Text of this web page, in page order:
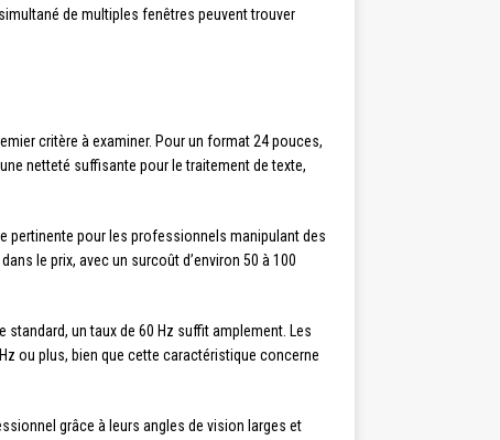
de multiples fenêtres peuvent trouver
critère à examiner. Pour un format 24 pouces,
netteté suffisante pour le traitement de texte,
pertinente pour les professionnels manipulant des
le prix, avec un surcoût d’environ 50 à 100
standard, un taux de 60 Hz suffit amplement. Les
ou plus, bien que cette caractéristique concerne
grâce à leurs angles de vision larges et